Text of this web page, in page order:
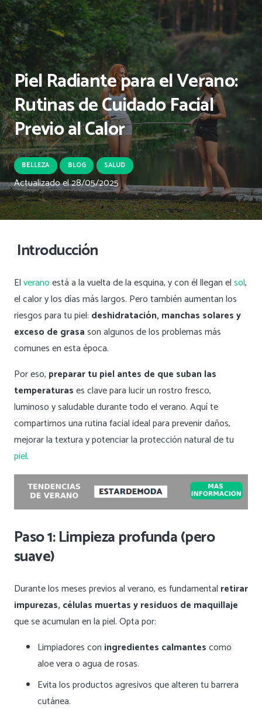
Piel Radiante para el Verano:
Rutinas de Cuidado Facial
Previo al Calor
BELLEZA BLOG SALUD
Actualizado el28/05/2025
Introducción
Elveranoestá a la vuelta de la esquina, y con él llegan elsol,
el calor y los días más largos. Pero también aumentan los
riesgos para tu piel: deshidratación, manchas solares y
exceso de grasason algunos de los problemas más
comunes en esta época.
Por eso, preparar tu piel antes de que suban las
temperaturases clave para lucir un rostro fresco,
luminoso y saludable durante todo el verano. Aquí te
compartimos una rutina facial ideal para prevenir daños,
mejorar la textura y potenciar la protección natural de tu
piel.
Paso 1: Limpieza profunda (pero
suave)
Durante los meses previos al verano, es fundamental retirar
impurezas, células muertas y residuos de maquillaje
que se acumulan en la piel. Opta por:
Limpiadores con ingredientes calmantescomo
aloe vera o agua de rosas.
Evita los productos agresivos que alteren tu barrera
cutánea.